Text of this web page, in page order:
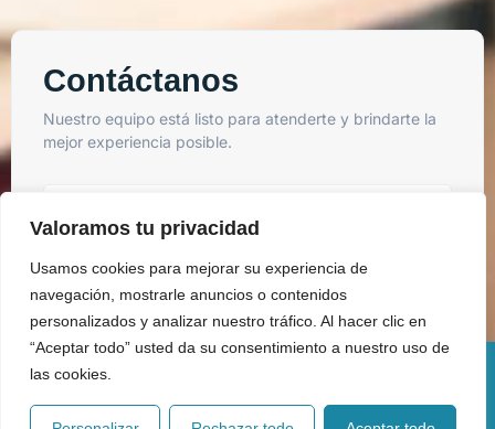
Valoramos tu privacidad
Usamos cookies para mejorar su experiencia de
navegación, mostrarle anuncios o contenidos
personalizados y analizar nuestro tráfico. Al hacer clic en
“Aceptar todo” usted da su consentimiento a nuestro uso de
las cookies.
Contáctanos
Nuestro equipo está listo para atenderte y brindarte la
mejor experiencia posible.
Enviar
Copyright © 2025 Todos los derechos reservados. BIM Soluciones